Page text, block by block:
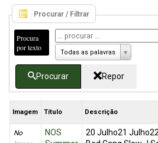
Procurar / Filtrar
Procura
por texto
Todas as palavras
Procurar Repor
Imagem Título Descrição
No
NOS
20 Julho21